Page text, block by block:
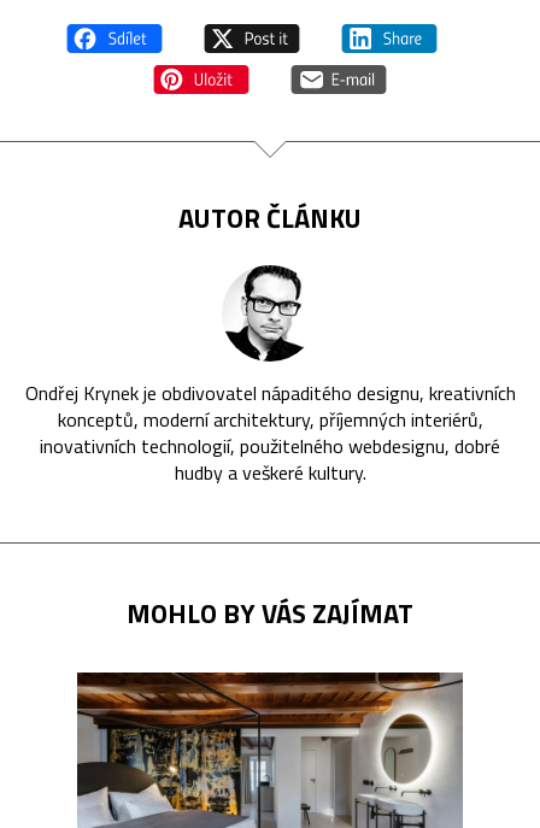
AUTOR ČLÁNKU
Ondřej Krynek je obdivovatel nápaditého designu, kreativních
konceptů, moderní architektury, příjemných interiérů,
inovativních technologií, použitelného webdesignu, dobré
hudby a veškeré kultury.
MOHLO BY VÁS ZAJÍMAT